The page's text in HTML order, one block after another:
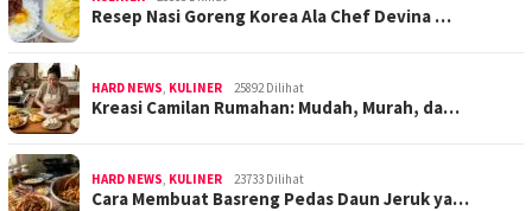
Resep Nasi Goreng Korea Ala Chef Devina …
HARD NEWS, KULINER 25892 Dilihat
Kreasi Camilan Rumahan: Mudah, Murah, da…
HARD NEWS, KULINER 23733 Dilihat
Cara Membuat Basreng Pedas Daun Jeruk ya…